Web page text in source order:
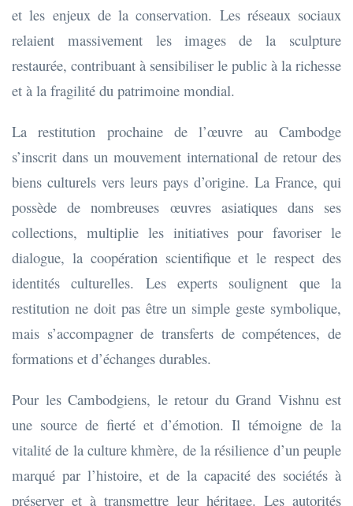
et les enjeux de la conservation. Les réseaux sociaux
relaient massivement les images de la sculpture
restaurée, contribuant à sensibiliser le public à la richesse
et à la fragilité du patrimoine mondial.
La restitution prochaine de l’œuvre au Cambodge
s’inscrit dans un mouvement international de retour des
biens culturels vers leurs pays d’origine. La France, qui
possède de nombreuses œuvres asiatiques dans ses
collections, multiplie les initiatives pour favoriser le
dialogue, la coopération scientifique et le respect des
identités culturelles. Les experts soulignent que la
restitution ne doit pas être un simple geste symbolique,
mais s’accompagner de transferts de compétences, de
formations et d’échanges durables.
Pour les Cambodgiens, le retour du Grand Vishnu est
une source de fierté et d’émotion. Il témoigne de la
vitalité de la culture khmère, de la résilience d’un peuple
marqué par l’histoire, et de la capacité des sociétés à
préserver et à transmettre leur héritage. Les autorités